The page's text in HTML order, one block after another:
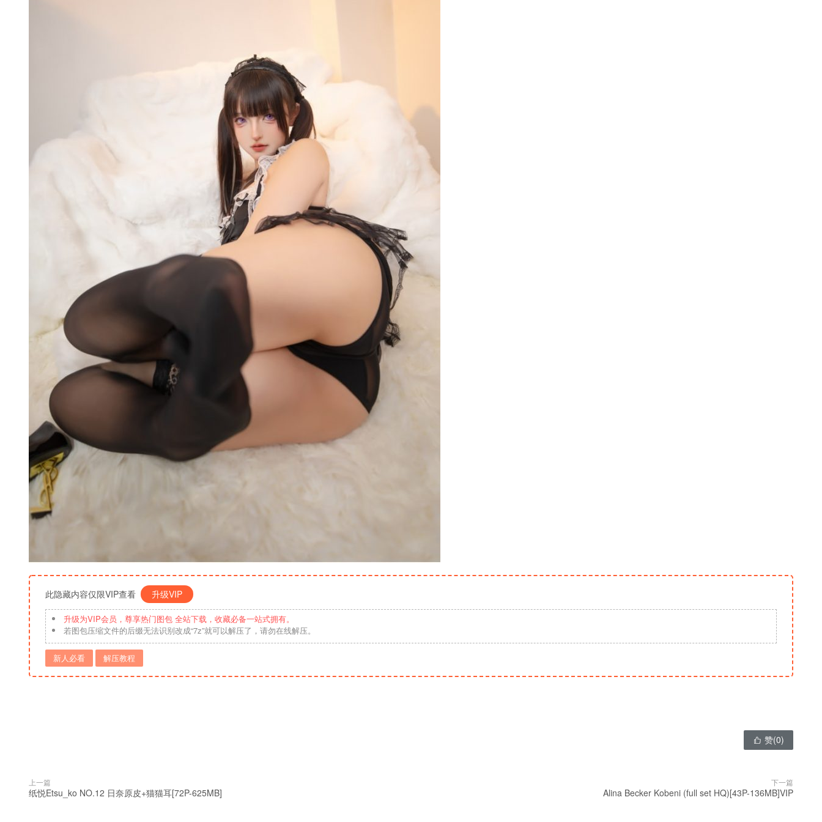
此隐藏内容仅限VIP查看 升级VIP
升级为VIP会员，尊享热门图包 全站下载，收藏必备一站式拥有。
若图包压缩文件的后缀无法识别改成“7z”就可以解压了，请勿在线解压。
新人必看 解压教程
 赞(0)
上一篇
纸悦Etsu_ko NO.12 日奈原皮+猫猫耳[72P-625MB]
下一篇
Alina Becker Kobeni (full set HQ)[43P-136MB]VIP